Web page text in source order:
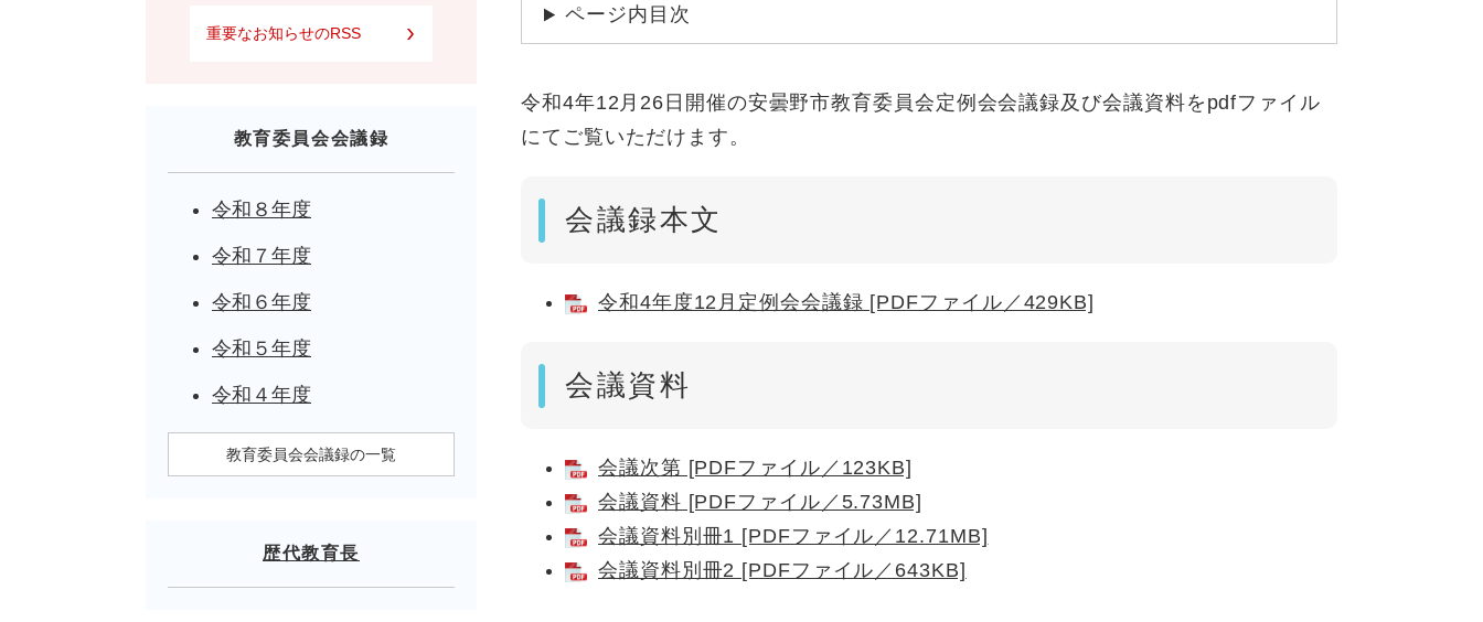
ページ内目次
令和4年12月26日開催の安曇野市教育委員会定例会会議録及び会議資料をpdfファイル
にてご覧いただけます。
会議録本文
令和4年度12月定例会会議録 [PDFファイル／429KB]
会議資料
会議次第 [PDFファイル／123KB]
会議資料 [PDFファイル／5.73MB]
会議資料別冊1 [PDFファイル／12.71MB]
会議資料別冊2 [PDFファイル／643KB]
重要なお知らせのRSS
教育委員会会議録
令和８年度
令和７年度
令和６年度
令和５年度
令和４年度
教育委員会会議録の一覧
歴代教育長